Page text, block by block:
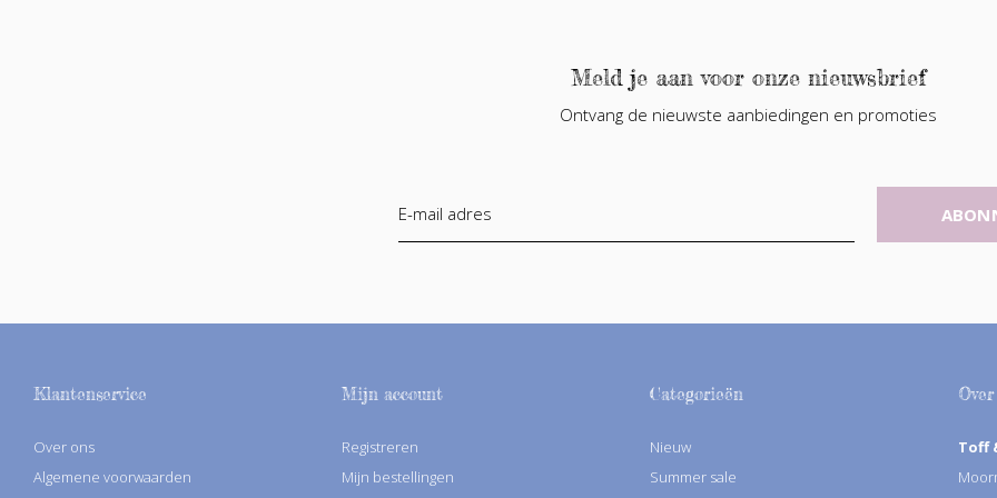
Meld je aan voor onze nieuwsbrief
Ontvang de nieuwste aanbiedingen en promoties
Klantenservice
Over ons
Algemene voorwaarden
Mijn account
Registreren
Mijn bestellingen
Categorieën
Nieuw
Summer sale
Toff